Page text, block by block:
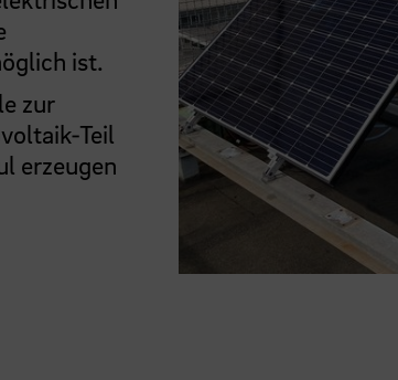
ist.
zur
Teil
erzeugen